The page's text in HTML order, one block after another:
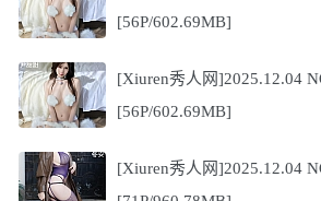
[56P/602.69MB]
[Xiuren秀人网]2025.12.04
[56P/602.69MB]
[Xiuren秀人网]2025.12.04